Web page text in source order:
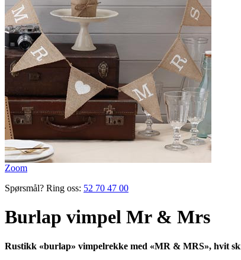
Zoom
Spørsmål? Ring oss: 52 70 47 00
Burlap vimpel Mr & Mrs
Rustikk «burlap» vimpelrekke med «MR & MRS», hvit